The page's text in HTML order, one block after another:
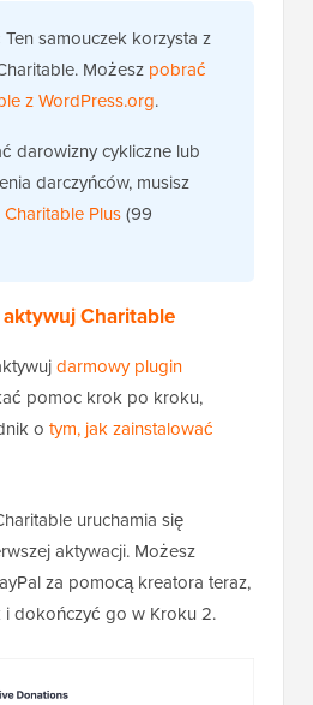
Ten samouczek korzysta z
Możesz pobrać
z WordPress.org.
darowizny cykliczne lub
darczyńców, musisz
Charitable Plus(99
Charitable
darmowy plugin
pomoc krok po kroku,
o tym, jak zainstalować
uruchamia się
aktywacji. Możesz
za pomocą kreatora teraz,
dokończyć go w Kroku 2.